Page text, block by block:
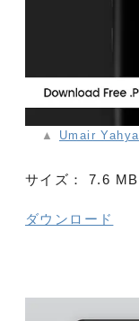
▲ Umair Yahya
サイズ： 7.6 MB
ダウンロード